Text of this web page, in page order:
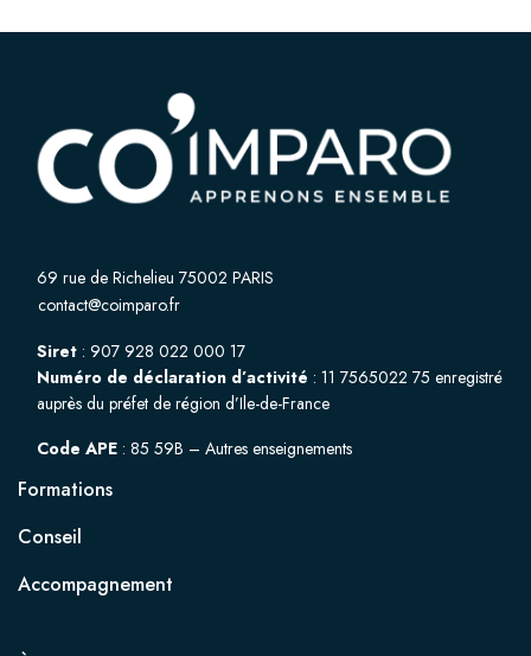
69 rue de Richelieu 75002 PARIS
contact@coimparo.fr
Siret : 907 928 022 000 17
Numéro de déclaration d’activité : 11 7565022 75 enregistré
auprès du préfet de région d’Ile-de-France
Code APE : 85 59B – Autres enseignements
Formations
Conseil
Accompagnement